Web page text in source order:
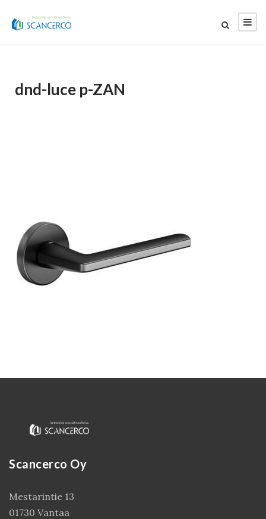
dnd-luce p-ZAN
Scancerco Oy
Mestarintie 13
01730 Vantaa